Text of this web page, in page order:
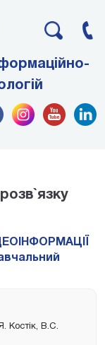
Костік, В.С.